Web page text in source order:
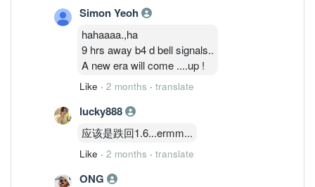
Simon Yeoh
hahaaaa.,ha
9 hrs away b4 d bell signals..
A new era will come ....up !
Like · 2 months · translate
lucky888
应该是跌回1.6...ermm...
Like · 2 months · translate
ONG